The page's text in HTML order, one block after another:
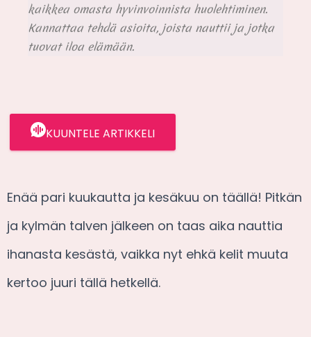
kaikkea omasta hyvinvoinnista huolehtiminen.
Kannattaa tehdä asioita, joista nauttii ja jotka
tuovat iloa elämään.
KUUNTELE ARTIKKELI
Enää pari kuukautta ja kesäkuu on täällä! Pitkän
ja kylmän talven jälkeen on taas aika nauttia
ihanasta kesästä, vaikka nyt ehkä kelit muuta
kertoo juuri tällä hetkellä.